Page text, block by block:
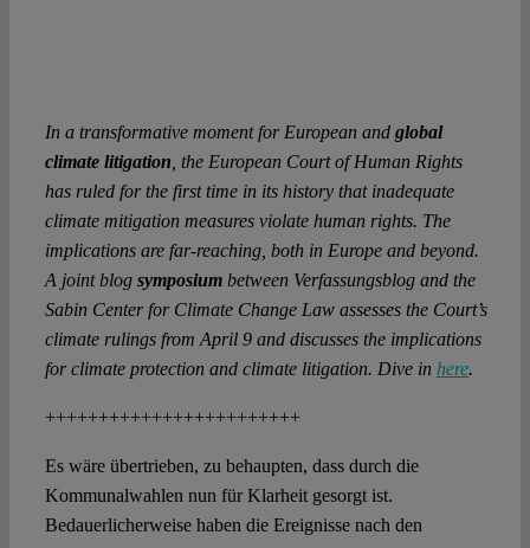
In a transformative moment for European and global
climate litigation , the European Court of Human Rights
has ruled for the first time in its history that inadequate
climate mitigation measures violate human rights. The
implications are far-reaching, both in Europe and beyond.
A joint blog symposiumbetween Verfassungsblog and the
Sabin Center for Climate Change Law assesses the Court’s
climate rulings from April 9 and discusses the implications
for climate protection and climate litigation. Dive in here.
++++++++++++++++++++++++
Es wäre übertrieben, zu behaupten, dass durch die
Kommunalwahlen nun für Klarheit gesorgt ist.
Bedauerlicherweise haben die Ereignisse nach den